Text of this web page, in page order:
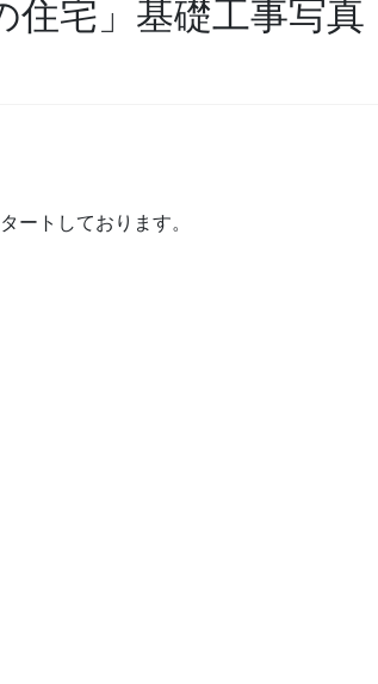
住宅」基礎工事写真
ートしております。